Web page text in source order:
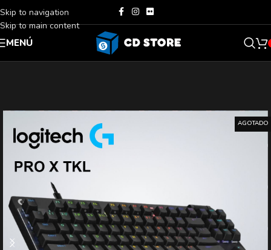
Skip to navigation
Skip to main content
MENÚ
AGOTADO